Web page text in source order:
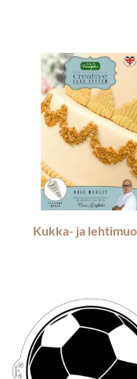
Kukka- ja